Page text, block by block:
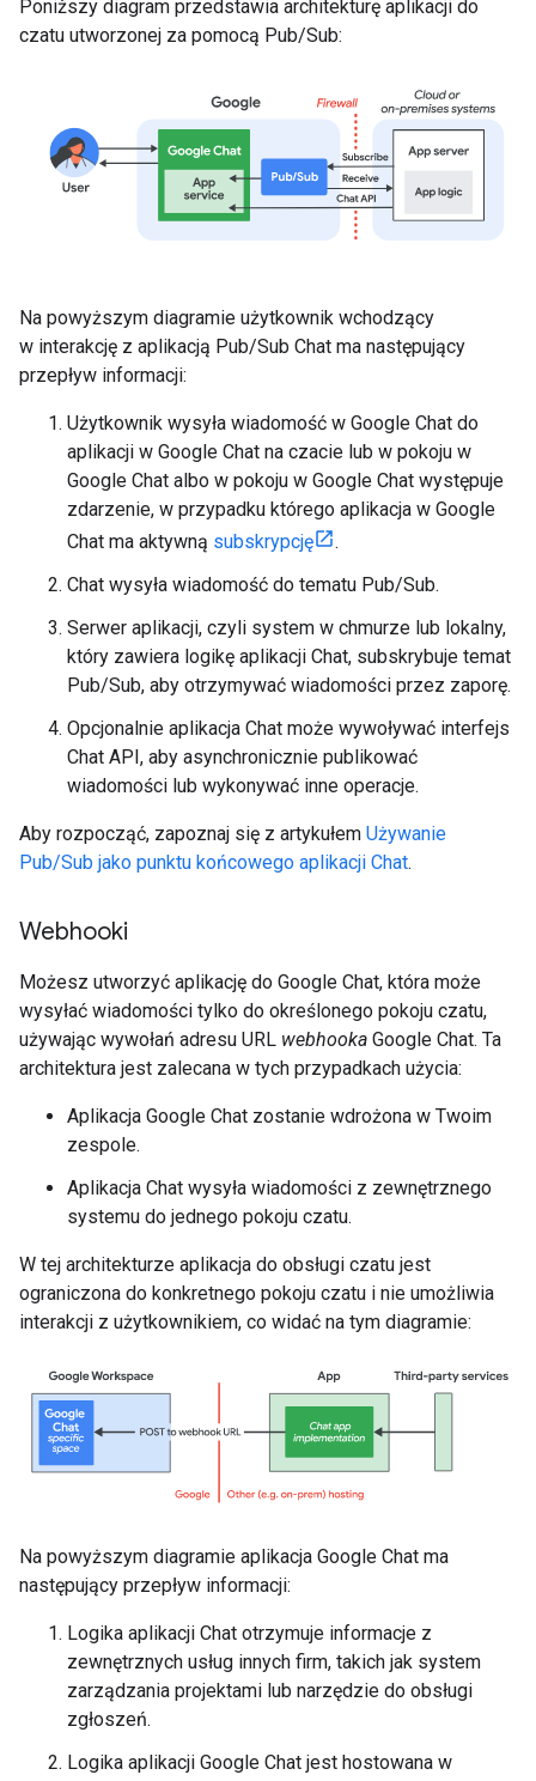
Poniższy diagram przedstawia architekturę aplikacji do
czatu utworzonej za pomocą Pub/Sub:
Na powyższym diagramie użytkownik wchodzący
w interakcję z aplikacją Pub/Sub Chat ma następujący
przepływ informacji:
Użytkownik wysyła wiadomość w Google Chat do
aplikacji w Google Chat na czacie lub w pokoju w
Google Chat albo w pokoju w Google Chat występuje
zdarzenie, w przypadku którego aplikacja w Google
Chat ma aktywną subskrypcję
.
Chat wysyła wiadomość do tematu Pub/Sub.
Serwer aplikacji, czyli system w chmurze lub lokalny,
który zawiera logikę aplikacji Chat, subskrybuje temat
Pub/Sub, aby otrzymywać wiadomości przez zaporę.
Opcjonalnie aplikacja Chat może wywoływać interfejs
Chat API, aby asynchronicznie publikować
wiadomości lub wykonywać inne operacje.
Aby rozpocząć, zapoznaj się z artykułem Używanie
Pub/Sub jako punktu końcowego aplikacji Chat.
Webhooki
Możesz utworzyć aplikację do Google Chat, która może
wysyłać wiadomości tylko do określonego pokoju czatu,
używając wywołań adresu URL webhooka Google Chat. Ta
architektura jest zalecana w tych przypadkach użycia:
Aplikacja Google Chat zostanie wdrożona w Twoim
zespole.
Aplikacja Chat wysyła wiadomości z zewnętrznego
systemu do jednego pokoju czatu.
W tej architekturze aplikacja do obsługi czatu jest
ograniczona do konkretnego pokoju czatu i nie umożliwia
interakcji z użytkownikiem, co widać na tym diagramie:
Na powyższym diagramie aplikacja Google Chat ma
następujący przepływ informacji:
Logika aplikacji Chat otrzymuje informacje z
zewnętrznych usług innych firm, takich jak system
zarządzania projektami lub narzędzie do obsługi
zgłoszeń.
Logika aplikacji Google Chat jest hostowana w